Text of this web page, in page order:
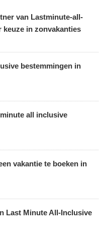
van Lastminute-all-
keuze in zonvakanties
bestemmingen in
all inclusive
vakantie te boeken in
Last Minute All-Inclusive